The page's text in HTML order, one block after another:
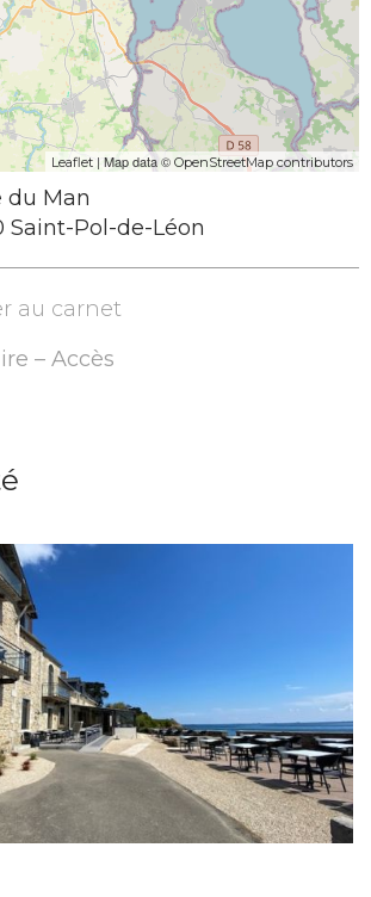
Leaflet | Map data © OpenStreetMap contributors
du Man
Saint-Pol-de-Léon
au carnet
– Accès